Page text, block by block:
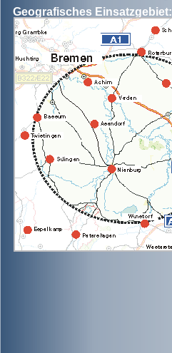
Geografisches Einsatzgebiet: